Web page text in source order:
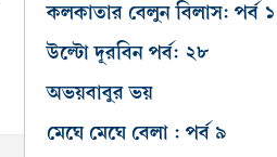
কলকাতার বেলুন বিলাস: পর্ব ১
উল্টো দূরবিন পর্ব: ২৮
অভয়বাবুর ভয়
মেঘে মেঘে বেলা : পর্ব ৯